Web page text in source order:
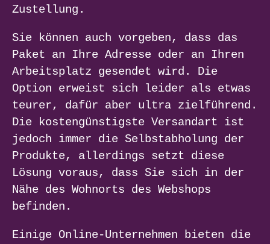
Zustellung.
Sie können auch vorgeben, dass das
Paket an Ihre Adresse oder an Ihren
Arbeitsplatz gesendet wird. Die
Option erweist sich leider als etwas
teurer, dafür aber ultra zielführend.
Die kostengünstigste Versandart ist
jedoch immer die Selbstabholung der
Produkte, allerdings setzt diese
Lösung voraus, dass Sie sich in der
Nähe des Wohnorts des Webshops
befinden.
Einige Online-Unternehmen bieten die